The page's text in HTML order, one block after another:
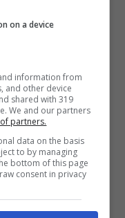
a chiudere
con i
a sostituire
Matic.
on a device
information from
and other device
shared with 319
We and our partners
partners.
data on the basis
to by managing
bottom of this page
consent in privacy